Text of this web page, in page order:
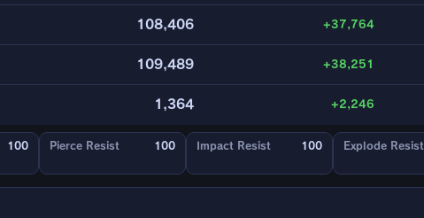
108,406 +37,764
109,489 +38,251
1,364 +2,246
100 Pierce Resist 100 Impact Resist 100 Explode Resist